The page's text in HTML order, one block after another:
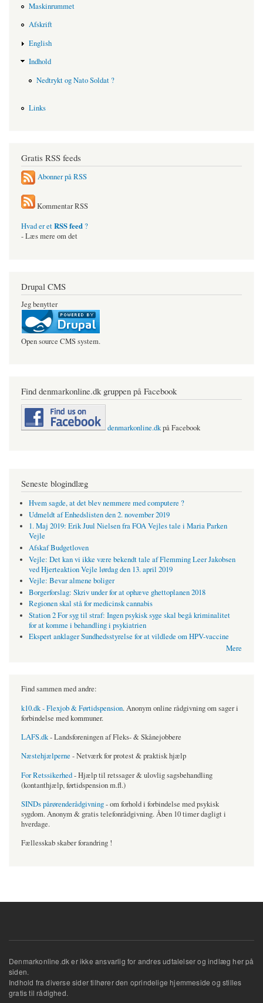
Maskinrummet
Afskrift
English
Indhold
Nedtrykt og Nato Soldat ?
Links
Gratis RSS feeds
Abonner på RSS
Kommentar RSS
Hvad er etRSS feed ?
- Læs mere om det
Drupal CMS
Jeg benytter
Open source CMS system.
Find denmarkonline.dk gruppen på Facebook
denmarkonline.dkpå Facebook
Seneste blogindlæg
Hvem sagde, at det blev nemmere med computere ?
Udmeldt af Enhedslisten den 2. november 2019
1. Maj 2019: Erik Juul Nielsen fra FOA Vejles tale i Maria Parken
Vejle
Afskaf Budgetloven
Vejle: Det kan vi ikke være bekendt tale af Flemming Leer Jakobsen
ved Hjerteaktion Vejle lørdag den 13. april 2019
Vejle: Bevar almene boliger
Borgerforslag: Skriv under for at ophæve ghettoplanen 2018
Regionen skal stå for medicinsk cannabis
Station 2 For syg til straf: Ingen psykisk syge skal begå kriminalitet
for at komme i behandling i psykiatrien
Ekspert anklager Sundhedsstyrelse for at vildlede om HPV-vaccine
Mere
Find sammen med andre:
k10.dk - Flexjob & Førtidspension. Anonym online rådgivning om sager i
forbindelse med kommuner.
LAFS.dk- Landsforeningen af Fleks- & Skånejobbere
Næstehjælperne - Netværk for protest & praktisk hjælp
For Retssikerhed- Hjælp til retssager & ulovlig sagsbehandling
(kontanthjælp, førtidspension m.fl.)
SINDs pårørenderådgivning- om forhold i forbindelse med psykisk
sygdom. Anonym & gratis telefonrådgivning. Åben 10 timer dagligt i
hverdage.
Fællesskab skaber forandring !
Denmarkonline.dk er ikke ansvarlig for andres udtalelser og indlæg her på
siden.
Indhold fra diverse sider tilhører den oprindelige hjemmeside og stilles
gratis til rådighed.